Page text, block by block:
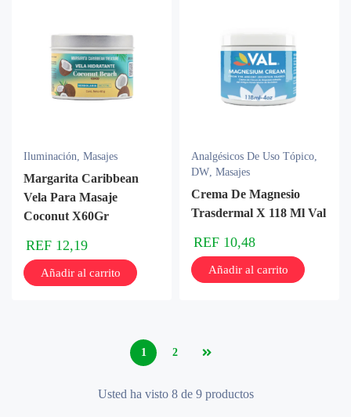
Iluminación, Masajes
Margarita Caribbean
Vela Para Masaje
Coconut X60Gr
REF 12,19
Añadir al carrito
Analgésicos De Uso Tópico,
DW, Masajes
Crema De Magnesio
Trasdermal X 118 Ml Val
REF 10,48
Añadir al carrito
1 2
Usted ha visto 8 de 9 productos